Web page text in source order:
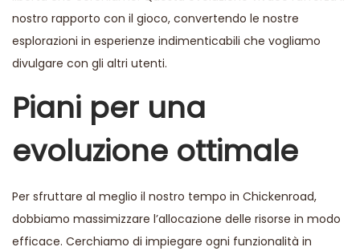
nostro rapporto con il gioco, convertendo le nostre
esplorazioni in esperienze indimenticabili che vogliamo
divulgare con gli altri utenti.
Piani per una
evoluzione ottimale
Per sfruttare al meglio il nostro tempo in Chickenroad,
dobbiamo massimizzare l’allocazione delle risorse in modo
efficace. Cerchiamo di impiegare ogni funzionalità in